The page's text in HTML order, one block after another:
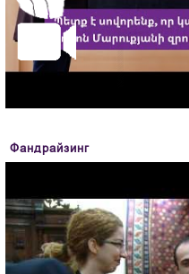
Фандрайзинг